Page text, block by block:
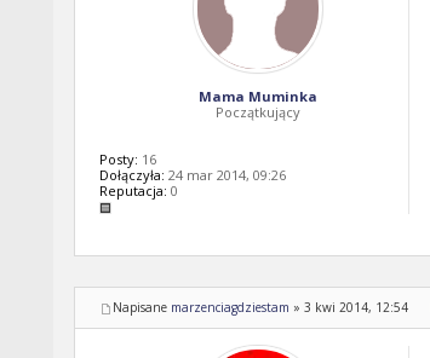
Mama Muminka
Początkujący
Posty: 16
Dołączyła: 24 mar 2014, 09:26
Reputacja: 0
Napisane marzenciagdziestam » 3 kwi 2014, 12:54